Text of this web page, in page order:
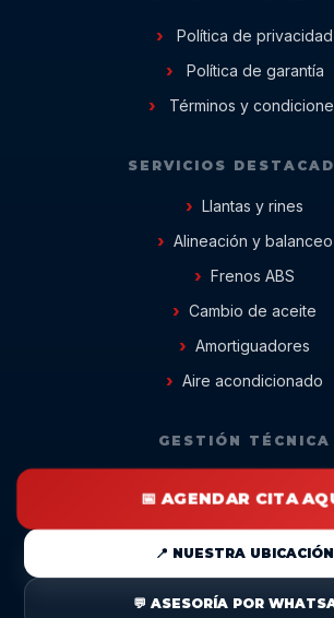
Política de privacidad
Política de garantía
Términos y
SERVICIOS
Llantas y rines
Alineación y balanceo
Frenos ABS
Cambio de aceite
Amortiguadores
Aire acondicionado
GESTIÓN TÉCNICA
📅 AGENDAR CITA
📍 NUESTRA UBICACIÓN
💬 ASESORÍA POR